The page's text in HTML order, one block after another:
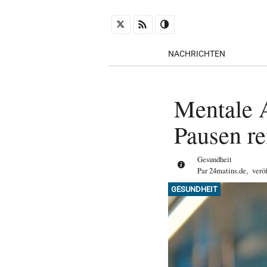
NACHRICHTEN
Mentale
Pausen
Gesundheit
Par24matins.de,
GESUNDHEIT